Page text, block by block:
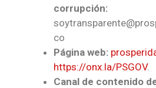
corrupción:
co
Página web:
https://onx.la/PSGOV.
Canal de contenido